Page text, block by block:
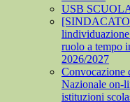
USB
ruolo a tempo
2026/2027
Convocazione
Nazionale on-
istituzioni